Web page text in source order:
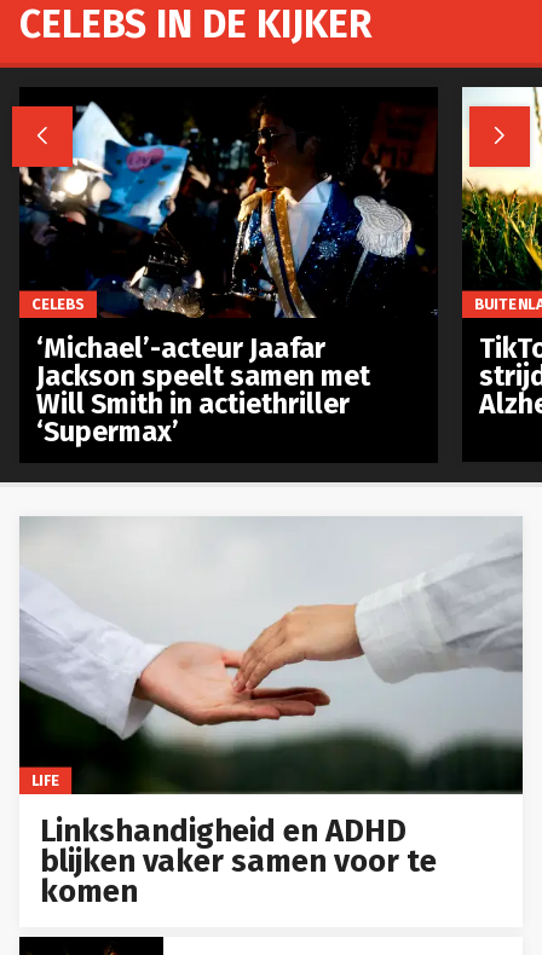
LIFE
Linkshandigheid en ADHD
blijken vaker samen voor te
komen
CELEBS IN DE KIJKER
 
CELEBS
‘Michael’-acteur Jaafar
Jackson speelt samen met
Will Smith in actiethriller
‘Supermax’